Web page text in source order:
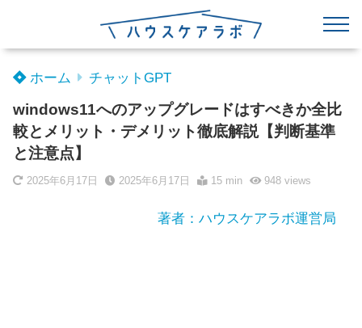
ホーム チャットGPT
windows11へのアップグレードはすべきか全比
較とメリット・デメリット徹底解説【判断基準
と注意点】
2025年6月17日 2025年6月17日 15 min 948views
著者：ハウスケアラボ運営局